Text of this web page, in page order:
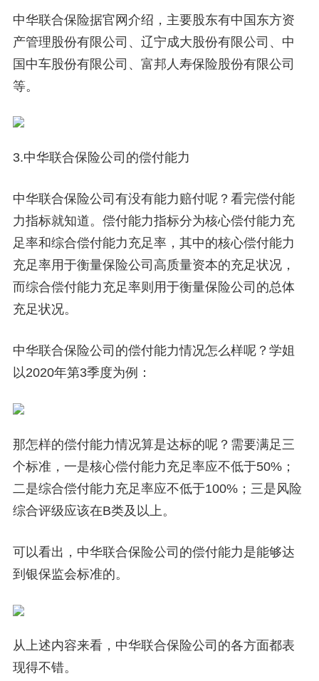
中华联合保险据官网介绍，主要股东有中国东方资
产管理股份有限公司、辽宁成大股份有限公司、中
国中车股份有限公司、富邦人寿保险股份有限公司
等。
3.中华联合保险公司的偿付能力
中华联合保险公司有没有能力赔付呢？看完偿付能
力指标就知道。偿付能力指标分为核心偿付能力充
足率和综合偿付能力充足率，其中的核心偿付能力
充足率用于衡量保险公司高质量资本的充足状况，
而综合偿付能力充足率则用于衡量保险公司的总体
充足状况。
中华联合保险公司的偿付能力情况怎么样呢？学姐
以2020年第3季度为例：
那怎样的偿付能力情况算是达标的呢？需要满足三
个标准，一是核心偿付能力充足率应不低于50%；
二是综合偿付能力充足率应不低于100%；三是风险
综合评级应该在B类及以上。
可以看出，中华联合保险公司的偿付能力是能够达
到银保监会标准的。
从上述内容来看，中华联合保险公司的各方面都表
现得不错。